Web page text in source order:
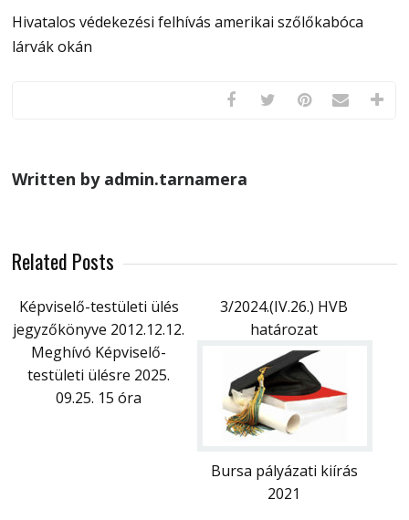
Hivatalos védekezési felhívás amerikai szőlőkabóca
lárvák okán
Written by admin.tarnamera
Related Posts
Képviselő-testületi ülés
jegyzőkönyve 2012.12.12.
3/2024.(IV.26.) HVB
határozat
Meghívó Képviselő-
testületi ülésre 2025.
09.25. 15 óra
Bursa pályázati kiírás
2021